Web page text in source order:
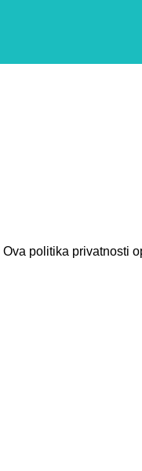
politika privatnosti